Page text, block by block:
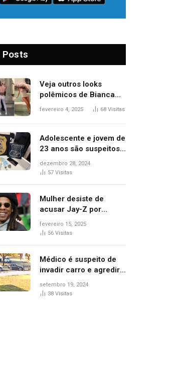
Posts
Veja outros looks
polêmicos de Bianca
Censori, esposa de
Grammy 2025
fevereiro 4, 2025 68 Visitas
Adolescente e jovem de
23 anos são suspeitos
de vender drogas
próximo de delegacia e
dezembro 28, 2024
57 Visitas
Mulher desiste de
acusar Jay-Z por
estupro, diz revista
fevereiro 15, 2025
56 Visitas
Médico é suspeito de
invadir carro e agredir
delegado aposentado
durante confusão no
setembro 19, 2024
38 Visitas